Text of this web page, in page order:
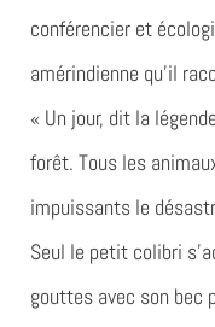
conférencier et
amérindienne qu’il
« Un jour, dit la
forêt. Tous les
impuissants le
Seul le petit colibri
gouttes avec son bec